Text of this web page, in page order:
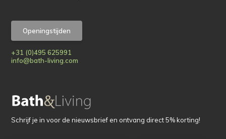
Openingstijden
+31 (0)495 625991
info@bath-living.com
Schrijf je in voor de nieuwsbrief en ontvang direct 5% korting!